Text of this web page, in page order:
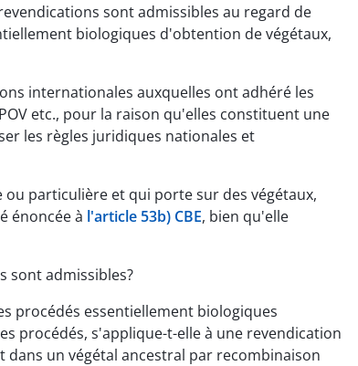
sont admissibles au regard de
biologiques d'obtention de végétaux,
internationales auxquelles ont adhéré les
etc., pour la raison qu'elles constituent une
les règles juridiques nationales et
particulière et qui porte sur des végétaux,
énoncée à l'article 53b) CBE, bien qu'elle
sont admissibles?
procédés essentiellement biologiques
procédés, s'applique-t-elle à une revendication
un végétal ancestral par recombinaison